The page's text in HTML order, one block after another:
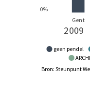
geen pendel